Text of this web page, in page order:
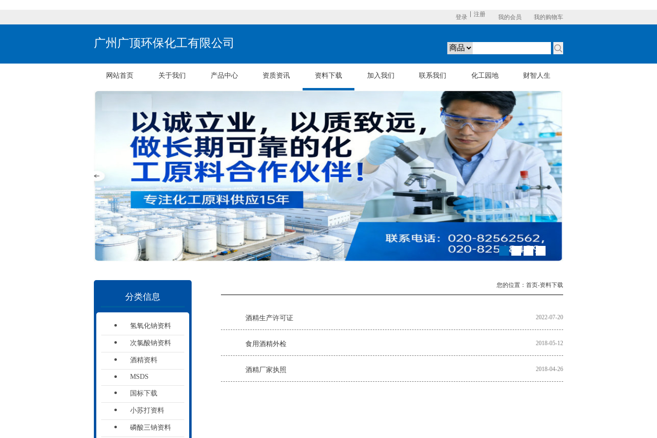
我的购物车
我的会员
注册
登录
广州广顶环保化工有限公司
网站首页 关于我们 产品中心 资质资讯 资料下载 加入我们 联系我们 化工园地 财智人生
分类信息
氢氧化钠资料
次氯酸钠资料
酒精资料
MSDS
国标下载
小苏打资料
磷酸三钠资料
您的位置：首页-资料下载
酒精生产许可证 2022-07-20
食用酒精外检 2018-05-12
酒精厂家执照 2018-04-26